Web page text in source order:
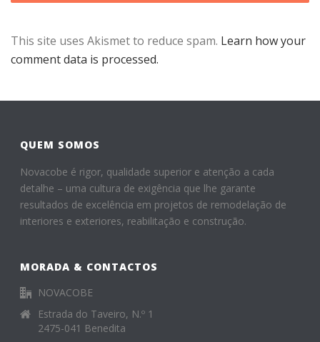
This site uses Akismet to reduce spam. Learn how your
comment data is processed.
QUEM SOMOS
Novacobe é rigor, qualidade superior e atenção a cada
detalhe – uma cultura de exigência que lhe garante
resultados de excelência em projetos de remodelação de
interiores e exteriores, reabilitação e construção.
MORADA & CONTACTOS
NOVACOBE
Estrada do Taveiro, N.º 1
2475-041 Benedita